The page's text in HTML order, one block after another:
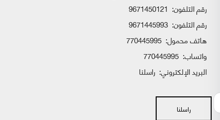
رقم التلفون: 9671450121
رقم التلفون: 9671445993
هاتف محمول: 770445995
واتساب:
البريد الإلكتروني: راسلنا
راسلنا